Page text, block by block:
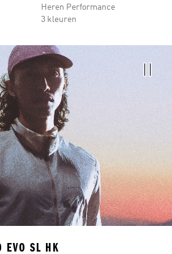
Heren Performance
3 kleuren
EVO SL HK